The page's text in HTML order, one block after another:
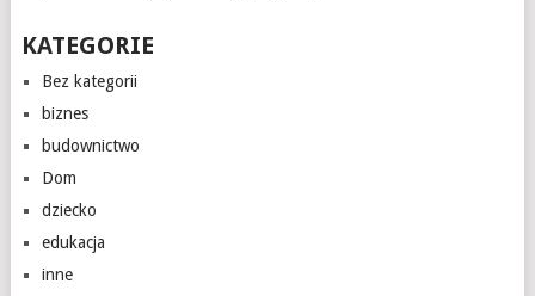
KATEGORIE
Bez kategorii
biznes
budownictwo
Dom
dziecko
edukacja
inne